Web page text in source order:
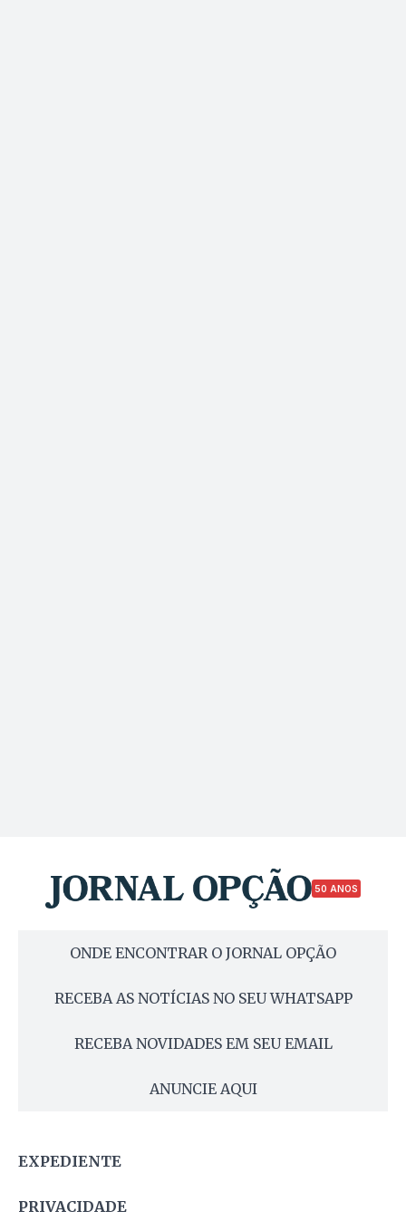
50 ANOS
ONDE ENCONTRAR O JORNAL OPÇÃO
RECEBA AS NOTÍCIAS NO SEU WHATSAPP
RECEBA NOVIDADES EM SEU EMAIL
ANUNCIE AQUI
EXPEDIENTE
PRIVACIDADE